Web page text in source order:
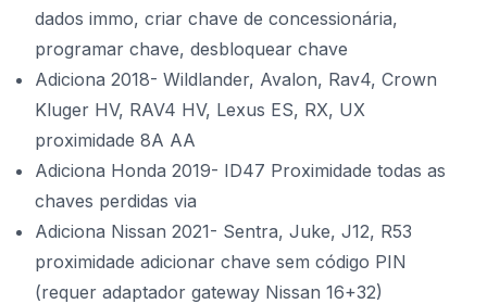
dados immo, criar chave de concessionária,
programar chave, desbloquear chave
Adiciona 2018- Wildlander, Avalon, Rav4, Crown
Kluger HV, RAV4 HV, Lexus ES, RX, UX
proximidade 8A AA
Adiciona Honda 2019- ID47 Proximidade todas as
chaves perdidas via
Adiciona Nissan 2021- Sentra, Juke, J12, R53
proximidade adicionar chave sem código PIN
(requer adaptador gateway Nissan 16+32)